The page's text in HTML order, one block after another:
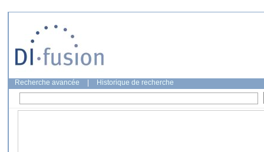
Recherche avancée Historique de recherche